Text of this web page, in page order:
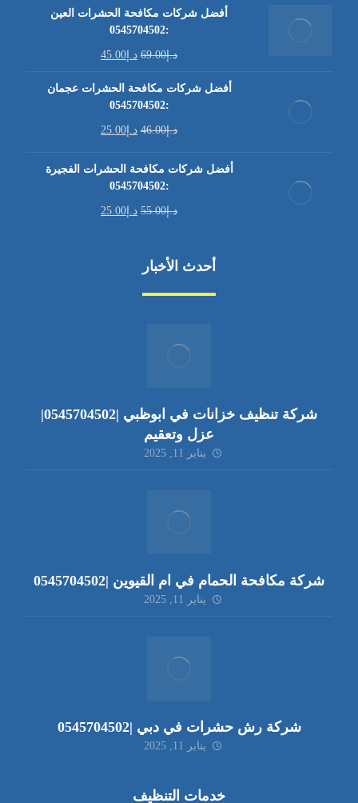
أفضل شركات مكافحة الحشرات العين
:0545704502
د.إ69.00 د.إ 45.00
أفضل شركات مكافحة الحشرات عجمان
:0545704502
د.إ46.00 د.إ 25.00
أفضل شركات مكافحة الحشرات الفجيرة
:0545704502
د.إ55.00 د.إ 25.00
أحدث الأخبار
شركة تنظيف خزانات في ابوظبي |0545704502|
عزل وتعقيم
يناير 11, 2025
شركة مكافحة الحمام في ام القيوين |0545704502
يناير 11, 2025
شركة رش حشرات في دبي |0545704502
يناير 11, 2025
خدمات التنظيف